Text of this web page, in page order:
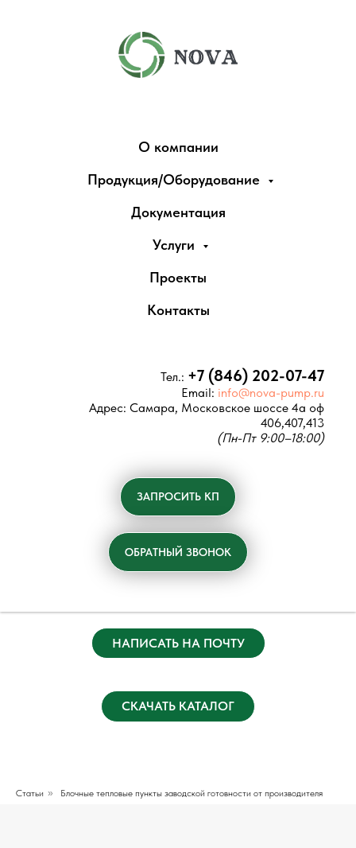
О компании
Продукция/Оборудование
Документация
Услуги
Проекты
Контакты
Тел.: +7 (846) 202-07-47
Email: info@nova-pump.ru
Адрес: Самара, Московское шоссе 4а оф
406,407,413
(Пн-Пт 9:00–18:00)
ЗАПРОСИТЬ КП
ОБРАТНЫЙ ЗВОНОК
НАПИСАТЬ НА ПОЧТУ
СКАЧАТЬ КАТАЛОГ
Статьи » Блочные тепловые пункты заводской готовности от производителя